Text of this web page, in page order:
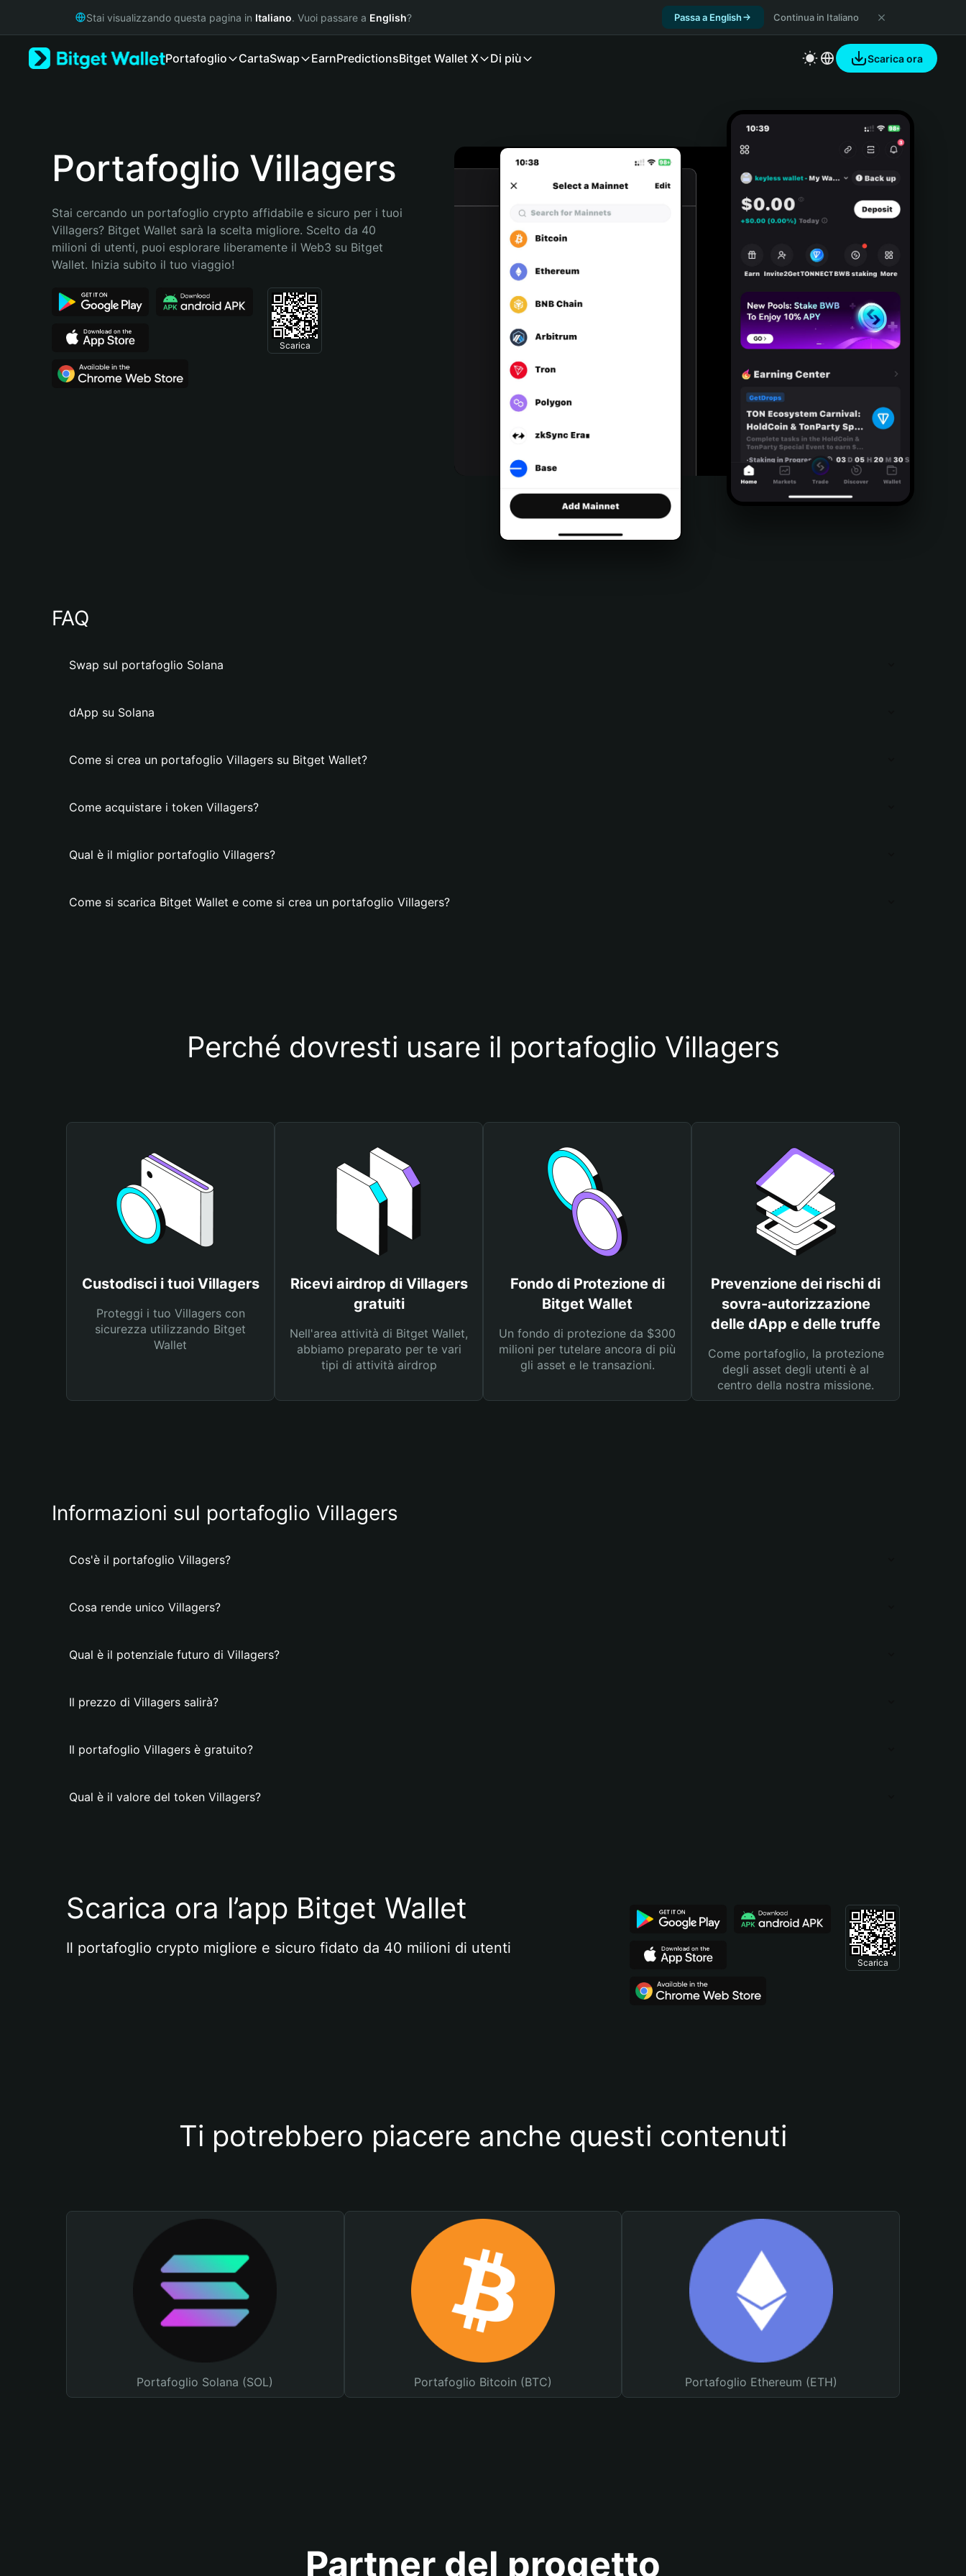
Русский
Bahasa Indonesia
Português (Brasil)
Stai visualizzando questa pagina in Italiano. Vuoi passare a English? Passa a English Continua in Italiano
Portafoglio CartaSwap EarnPredictionsBitget Wallet X Di più Scarica ora
Portafoglio Villagers
Stai cercando un portafoglio crypto affidabile e sicuro per i tuoi
Villagers? Bitget Wallet sarà la scelta migliore. Scelto da 40
milioni di utenti, puoi esplorare liberamente il Web3 su Bitget
Wallet. Inizia subito il tuo viaggio!
Scarica
FAQ
Swap sul portafoglio Solana
dApp su Solana
Come si crea un portafoglio Villagers su Bitget Wallet?
Come acquistare i token Villagers?
Qual è il miglior portafoglio Villagers?
Come si scarica Bitget Wallet e come si crea un portafoglio Villagers?
Perché dovresti usare il portafoglio Villagers
Custodisci i tuoi Villagers
Proteggi i tuo Villagers con
sicurezza utilizzando Bitget
Wallet
Ricevi airdrop di Villagers
gratuiti
Nell'area attività di Bitget Wallet,
abbiamo preparato per te vari
tipi di attività airdrop
Fondo di Protezione di
Bitget Wallet
Un fondo di protezione da $300
milioni per tutelare ancora di più
gli asset e le transazioni.
Prevenzione dei rischi di
sovra-autorizzazione
delle dApp e delle truffe
Come portafoglio, la protezione
degli asset degli utenti è al
centro della nostra missione.
Informazioni sul portafoglio Villagers
Cos'è il portafoglio Villagers?
Cosa rende unico Villagers?
Qual è il potenziale futuro di Villagers?
Il prezzo di Villagers salirà?
Il portafoglio Villagers è gratuito?
Qual è il valore del token Villagers?
Scarica ora l’app Bitget Wallet
Il portafoglio crypto migliore e sicuro fidato da 40 milioni di utenti
Scarica
Ti potrebbero piacere anche questi contenuti
Portafoglio Solana (SOL) Portafoglio Bitcoin (BTC) Portafoglio Ethereum (ETH)
Partner del progetto